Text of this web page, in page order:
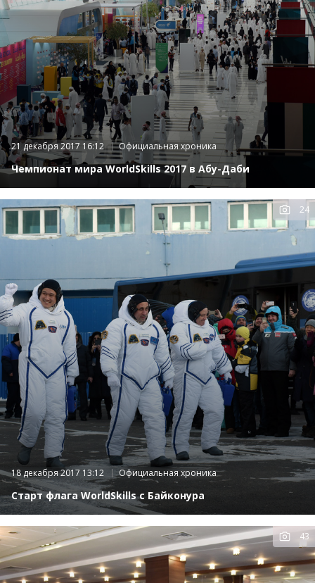
21 декабря 2017 16:12 Официальная хроника
Чемпионат мира WorldSkills 2017 в Абу-Даби
24
18 декабря 2017 13:12 Официальная хроника
Старт флага WorldSkills с Байконура
43